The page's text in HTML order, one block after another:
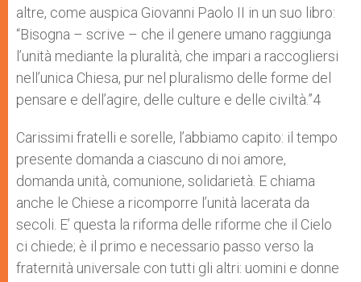
altre, come auspica Giovanni Paolo II in un suo libro:
“Bisogna – scrive – che il genere umano raggiunga
l’unità mediante la pluralità, che impari a raccogliersi
nell’unica Chiesa, pur nel pluralismo delle forme del
pensare e dell’agire, delle culture e delle civiltà.”4
Carissimi fratelli e sorelle, l’abbiamo capito: il tempo
presente domanda a ciascuno di noi amore,
domanda unità, comunione, solidarietà. E chiama
anche le Chiese a ricomporre l’unità lacerata da
secoli. E’ questa la riforma delle riforme che il Cielo
ci chiede; è il primo e necessario passo verso la
fraternità universale con tutti gli altri: uomini e donne